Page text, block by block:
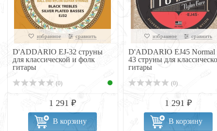
избранное сравнить
D'ADDARIO EJ-32 струны
для классической и фолк
гитары
(0)
1 291 ₽
В корзину
избранное сравнить
D'ADDARIO EJ45 Normal
43 струны для
гитары
(0)
1 291 ₽
В корзину